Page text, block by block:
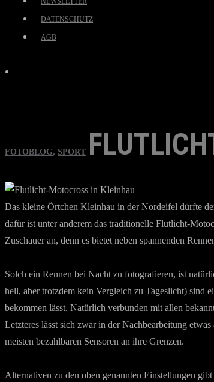
DATENSCHUTZ
AGB
FOTOBLOG, SPORT
Das kleine Örtchen Kleinhau in der Nordeifel dürfte
dafür ist unter anderem das traditionelle Flutlicht-
Zuschauer an, denn es bietet neben spannenden
Solch ein Rennen bei Nacht zu fotografieren, ist
hell, aber trotzdem kein Vergleich zu Tageslicht) sind
bekommen lässt. Natürlich verbunden mit allen
Letzteres lässt sich zwar in der Nachbearbeitung
meisten bezahlbaren Sensoren an ihre Grenzen.
Alternativen zu den oben genannten Einstellungen